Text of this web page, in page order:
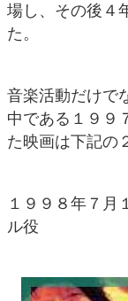
場し、その後４
た。
音楽活動だけで
中である１９９
た映画は下記の
１９９８年７月
ル役